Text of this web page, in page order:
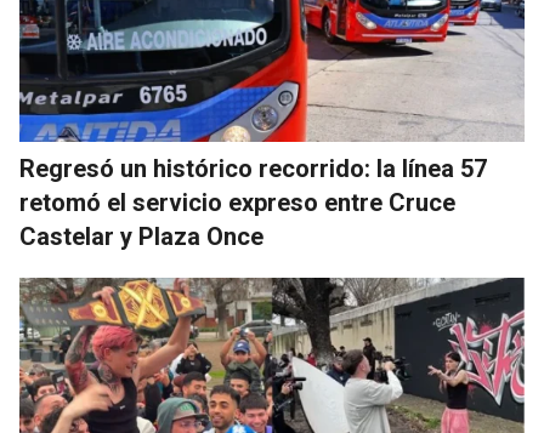
Regresó un histórico recorrido: la línea 57
retomó el servicio expreso entre Cruce
Castelar y Plaza Once